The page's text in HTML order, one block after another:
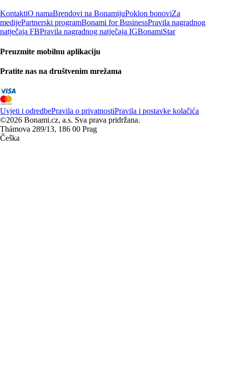
KontaktiO namaBrendovi na BonamijuPoklon bonoviZa
medijePartnerski programBonami for BusinessPravila nagradnog
natječaja FBPravila nagradnog natječaja IGBonamiStar
Preuzmite mobilnu aplikaciju
Pratite nas na društvenim mrežama
Uvjeti i odredbePravila o privatnostiPravila i postavke kolačića
©2026 Bonami.cz, a.s. Sva prava pridržana.
Thámova 289/13, 186 00 Prag
Češka